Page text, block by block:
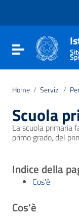
Vai al footer
Attiva / disattiva
Home / Servizi /
Scuola
La scuola primaria
primo grado, del
Indice della
Cos'è
Cos'è